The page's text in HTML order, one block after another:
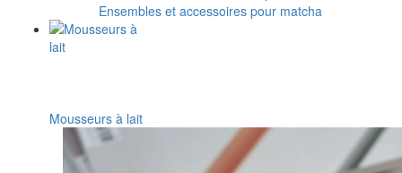
Ensembles et accessoires pour matcha
Mousseurs à lait